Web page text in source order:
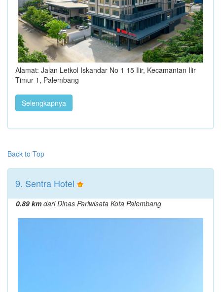
Alamat: Jalan Letkol Iskandar No 1 15 Ilir, Kecamantan Ilir
Timur 1, Palembang
Selengkapnya
Back to Top
9. Sentra Hotel
0.89 kmdari Dinas Pariwisata Kota Palembang